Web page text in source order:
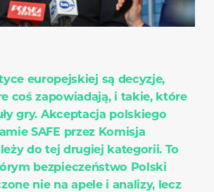
europejskiej są decyzje,
coś zapowiadają, i takie, które
gry. Akceptacja polskiego
SAFE przez Komisja
do tej drugiej kategorii. To
bezpieczeństwo Polski
nie na apele i analizy, lecz